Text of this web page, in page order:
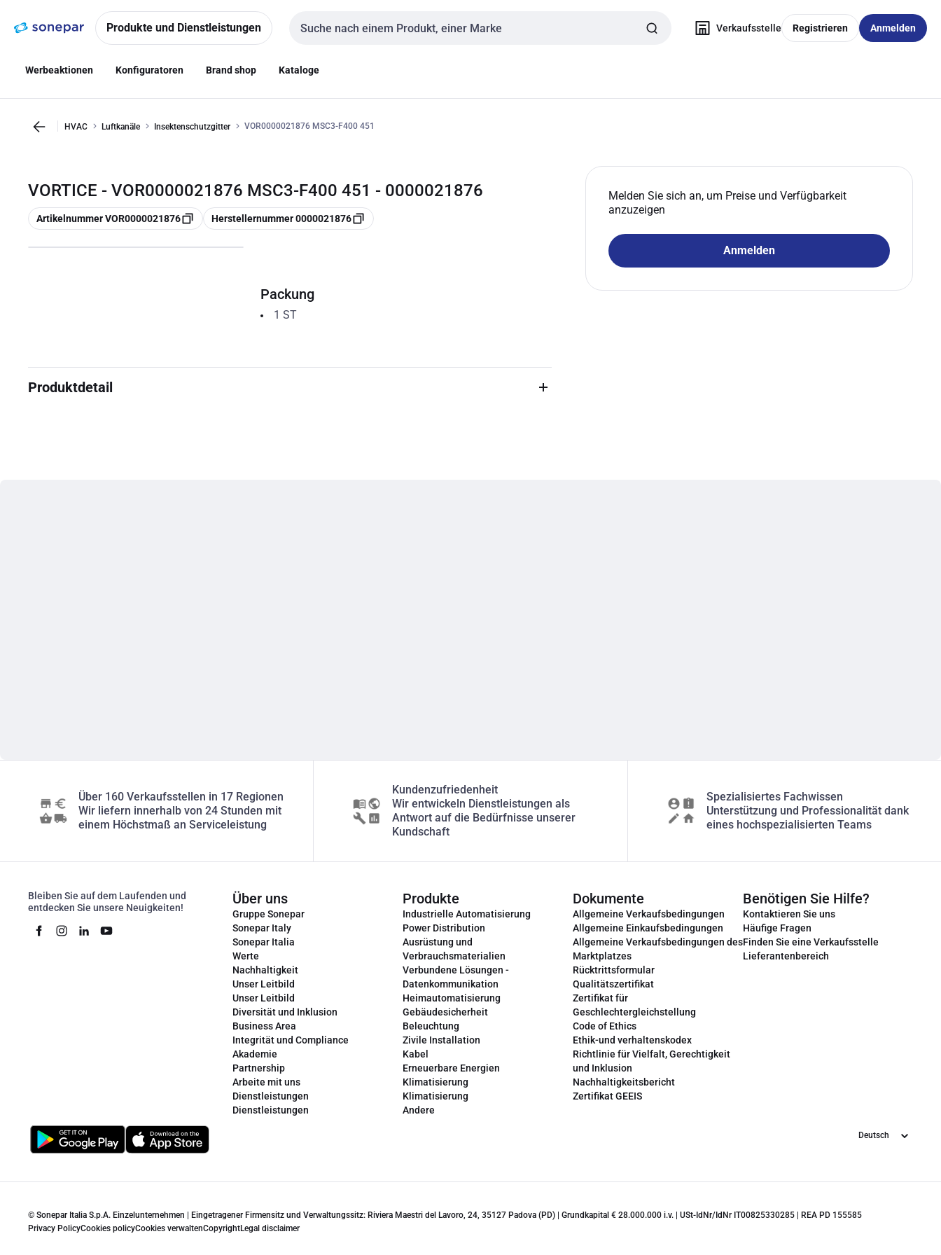
NavigationInhalt
Produkte und Dienstleistungen
Sucheingabe
Verkaufsstelle Registrieren Anmelden
Werbeaktionen Konfiguratoren Brand shop Kataloge
HVAC Luftkanäle Insektenschutzgitter VOR0000021876 MSC3-F400 451
VORTICE - VOR0000021876 MSC3-F400 451 - 0000021876
Kopieren
Artikelnummer VOR0000021876 Kopieren
Herstellernummer 0000021876
Melden Sie sich an, um Preise und Verfügbarkeit
anzuzeigen
Anmelden
Packung
1 ST
Produktdetail
Über 160 Verkaufsstellen in 17 Regionen
Wir liefern innerhalb von 24 Stunden mit
einem Höchstmaß an Serviceleistung
Kundenzufriedenheit
Wir entwickeln Dienstleistungen als
Antwort auf die Bedürfnisse unserer
Kundschaft
Spezialisiertes Fachwissen
Unterstützung und Professionalität dank
eines hochspezialisierten Teams
Bleiben Sie auf dem Laufenden und
entdecken Sie unsere Neuigkeiten!
Über uns
Gruppe Sonepar
Sonepar Italy
Sonepar Italia
Werte
Nachhaltigkeit
Unser Leitbild
Unser Leitbild
Diversität und Inklusion
Business Area
Integrität und Compliance
Akademie
Partnership
Arbeite mit uns
Dienstleistungen
Dienstleistungen
Produkte
Industrielle Automatisierung
Power Distribution
Ausrüstung und
Verbrauchsmaterialien
Verbundene Lösungen -
Datenkommunikation
Heimautomatisierung
Gebäudesicherheit
Beleuchtung
Zivile Installation
Kabel
Erneuerbare Energien
Klimatisierung
Klimatisierung
Andere
Dokumente
Allgemeine Verkaufsbedingungen
Allgemeine Einkaufsbedingungen
Allgemeine Verkaufsbedingungen des
Marktplatzes
Rücktrittsformular
Qualitätszertifikat
Zertifikat für
Geschlechtergleichstellung
Code of Ethics
Ethik-und verhaltenskodex
Richtlinie für Vielfalt, Gerechtigkeit
und Inklusion
Nachhaltigkeitsbericht
Zertifikat GEEIS
Benötigen Sie Hilfe?
Kontaktieren Sie uns
Häufige Fragen
Finden Sie eine Verkaufsstelle
Lieferantenbereich
Sprache
© Sonepar Italia S.p.A. Einzelunternehmen | Eingetragener Firmensitz und Verwaltungssitz: Riviera Maestri del Lavoro, 24, 35127 Padova (PD) | Grundkapital € 28.000.000 i.v. | USt-IdNr/IdNr IT00825330285 | REA PD 155585
Privacy PolicyCookies policyCookies verwaltenCopyrightLegal disclaimer